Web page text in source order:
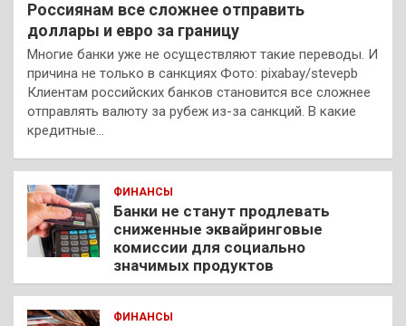
Россиянам все сложнее отправить
доллары и евро за границу
Многие банки уже не осуществляют такие переводы. И
причина не только в санкциях Фото: pixabay/stevepb
Клиентам российских банков становится все сложнее
отправлять валюту за рубеж из-за санкций. В какие
кредитные…
ФИНАНСЫ
Банки не станут продлевать
сниженные эквайринговые
комиссии для социально
значимых продуктов
ФИНАНСЫ